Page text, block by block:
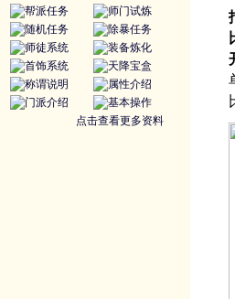
帮派任务
师门试炼
随机任务
除暴任务
师徒系统
装备炼化
首饰系统
天降宝盒
称谓说明
属性介绍
门派介绍
基本操作
点击查看更多资料